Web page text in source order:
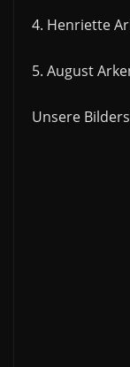
4. Henriette
5. August
Unsere